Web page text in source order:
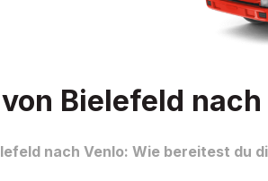
Bielefeld
nach Venlo: Wie bereitest du